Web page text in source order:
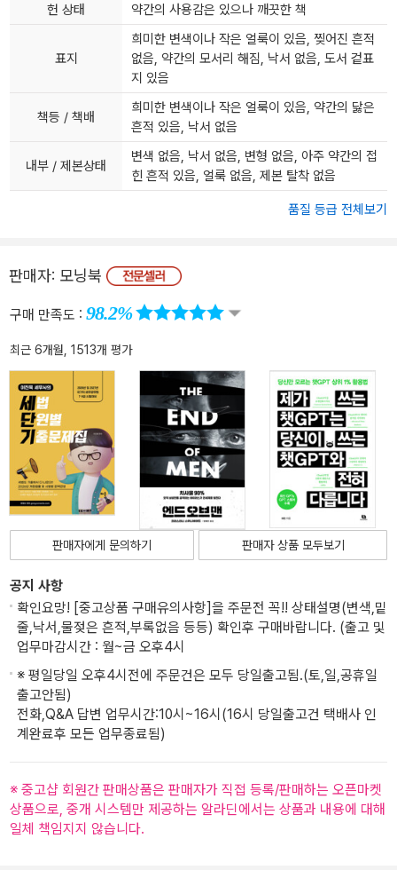
헌 상태 약간의 사용감은 있으나 깨끗한 책
표지
희미한 변색이나 작은 얼룩이 있음, 찢어진 흔적
없음, 약간의 모서리 해짐, 낙서 없음, 도서 겉표
지 있음
책등 / 책배
희미한 변색이나 작은 얼룩이 있음, 약간의 닳은
흔적 있음, 낙서 없음
내부 / 제본상태
변색 없음, 낙서 없음, 변형 없음, 아주 약간의 접
힌 흔적 있음, 얼룩 없음, 제본 탈착 없음
품질 등급 전체보기
판매자: 모닝북
구매 만족도 : 98.2%
최근 6개월, 1513개 평가
판매자에게 문의하기 판매자 상품 모두보기
공지 사항
확인요망! [중고상품 구매유의사항]을 주문전 꼭!! 상태설명(변색,밑
줄,낙서,물젖은 흔적,부록없음 등등) 확인후 구매바랍니다. (출고 및
업무마감시간 : 월~금 오후4시
※ 평일당일 오후4시전에 주문건은 모두 당일출고됨.(토,일,공휴일
출고안됨)
전화,Q&A 답변 업무시간:10시~16시(16시 당일출고건 택배사 인
계완료후 모든 업무종료됨)
※ 중고샵 회원간 판매상품은 판매자가 직접 등록/판매하는 오픈마켓
상품으로, 중개 시스템만 제공하는 알라딘에서는 상품과 내용에 대해
일체 책임지지 않습니다.